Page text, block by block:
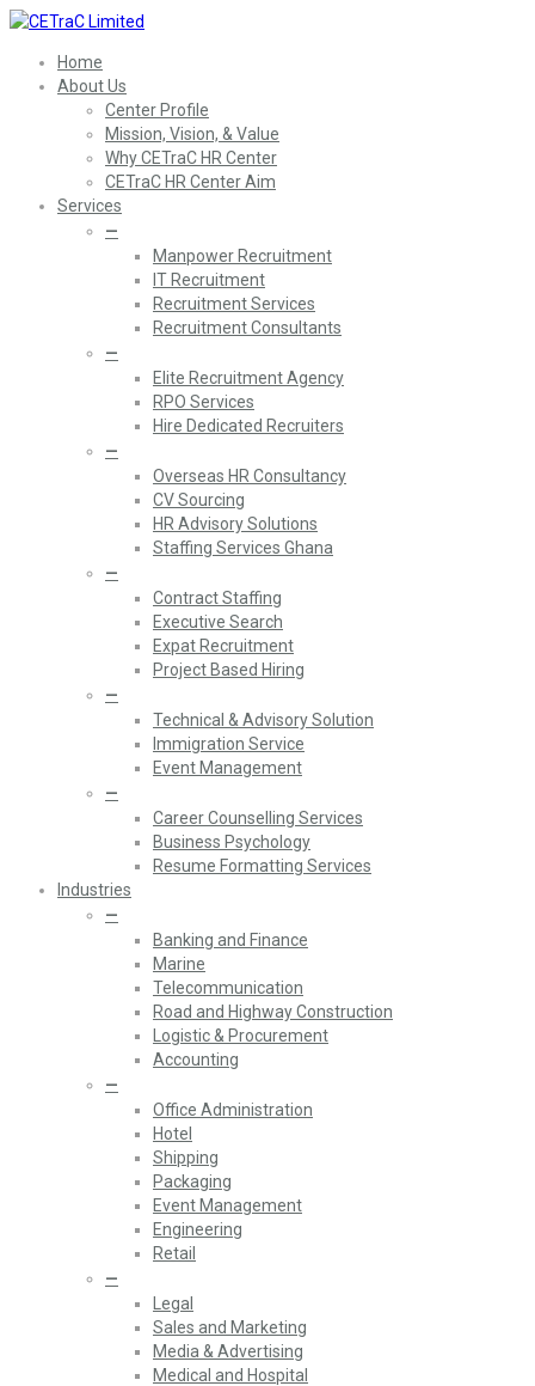
Home
About Us
Center Profile
Mission, Vision, & Value
Why CETraC HR Center
CETraC HR Center Aim
Services
—
Manpower Recruitment
IT Recruitment
Recruitment Services
Recruitment Consultants
—
Elite Recruitment Agency
RPO Services
Hire Dedicated Recruiters
—
Overseas HR Consultancy
CV Sourcing
HR Advisory Solutions
Staffing Services Ghana
—
Contract Staffing
Executive Search
Expat Recruitment
Project Based Hiring
—
Technical & Advisory Solution
Immigration Service
Event Management
—
Career Counselling Services
Business Psychology
Resume Formatting Services
Industries
—
Banking and Finance
Marine
Telecommunication
Road and Highway Construction
Logistic & Procurement
Accounting
—
Office Administration
Hotel
Shipping
Packaging
Event Management
Engineering
Retail
—
Legal
Sales and Marketing
Media & Advertising
Medical and Hospital